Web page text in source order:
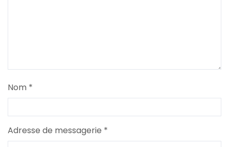
Nom *
Adresse de messagerie *